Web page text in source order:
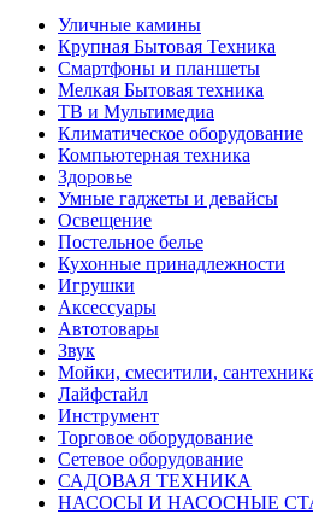
Уличные камины
Крупная Бытовая Техника
Смартфоны и планшеты
Мелкая Бытовая техника
ТВ и Мультимедиа
Климатическое оборудование
Компьютерная техника
Здоровье
Умные гаджеты и девайсы
Освещение
Постельное белье
Кухонные принадлежности
Игрушки
Аксессуары
Автотовары
Звук
Мойки, смеситили,
Лайфстайл
Инструмент
Торговое оборудование
Сетевое оборудование
САДОВАЯ ТЕХНИКА
НАСОСЫ И НАСОСНЫЕ